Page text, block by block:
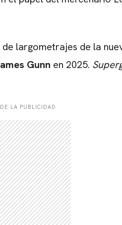
largometrajes de la
Gunn en 2025.
LA PUBLICIDAD